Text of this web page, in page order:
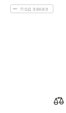
под заказ